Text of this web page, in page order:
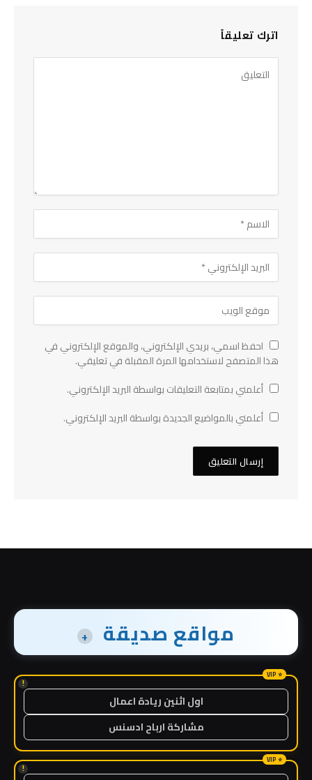
اترك تعليقاً
احفظ اسمي، بريدي الإلكتروني، والموقع الإلكتروني في
هذا المتصفح لاستخدامها المرة المقبلة في تعليقي.
أعلمني بمتابعة التعليقات بواسطة البريد الإلكتروني.
أعلمني بالمواضيع الجديدة بواسطة البريد الإلكتروني.
مواقع صديقة +
!
اول اثنين ريادة اعمال
مشاركة ارباح ادسنس
!